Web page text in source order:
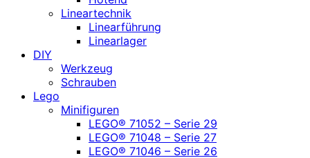
Lineartechnik
Linearführung
Linearlager
DIY
Werkzeug
Schrauben
Lego
Minifiguren
LEGO® 71052 – Serie 29
LEGO® 71048 – Serie 27
LEGO® 71046 – Serie 26